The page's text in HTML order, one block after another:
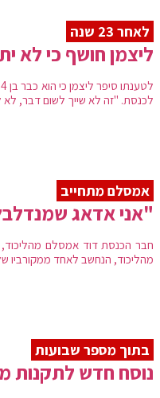
לאחר 23 שנה
ליצמן חושף כי לא
לכנסת. "זה לא שייך לשום דבר, לא
אמסלם מתחייב
"אני אדאג
חבר הכנסת דוד אמסלם מהליכוד,
מהליכוד, הנחשב לאחד ממקורביו
בתוך מספר שבועות
נוסח חדש לתקנות